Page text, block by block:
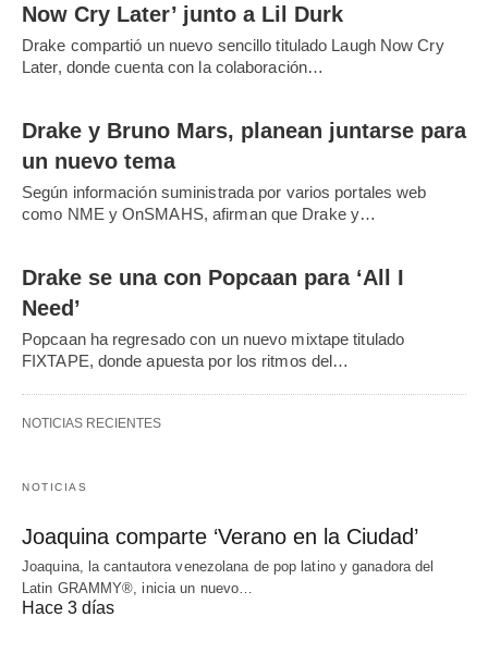
Now Cry Later’ junto a Lil Durk
Drake compartió un nuevo sencillo titulado Laugh Now Cry
Later, donde cuenta con la colaboración…
Drake y Bruno Mars, planean juntarse para
un nuevo tema
Según información suministrada por varios portales web
como NME y OnSMAHS, afirman que Drake y…
Drake se una con Popcaan para ‘All I
Need’
Popcaan ha regresado con un nuevo mixtape titulado
FIXTAPE, donde apuesta por los ritmos del…
NOTICIAS RECIENTES
NOTICIAS
Joaquina comparte ‘Verano en la Ciudad’
Joaquina, la cantautora venezolana de pop latino y ganadora del
Latin GRAMMY®, inicia un nuevo…
Hace 3 días